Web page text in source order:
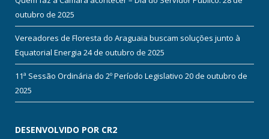
outubro de 2025
Vereadores de Floresta do Araguaia buscam soluções junto à
Equatorial Energia 24 de outubro de 2025
11ª Sessão Ordinária do 2º Período Legislativo 20 de outubro de
2025
DESENVOLVIDO POR CR2